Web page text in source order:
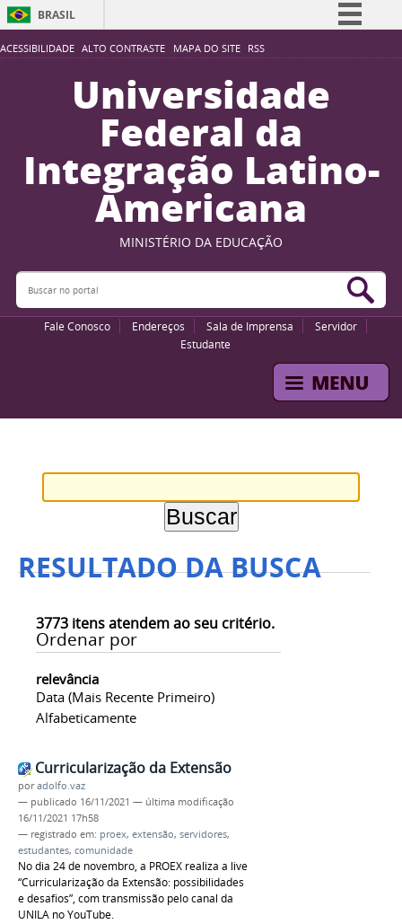
ACESSIBILIDADE ALTO CONTRASTE MAPA DO SITE RSS
BRASIL
Simplifique!
Participe
Acesso à informação
Legislação
Canais
Universidade
Federal da
Integração Latino-
Americana
MINISTÉRIO DA EDUCAÇÃO
Buscar no portal
Fale Conosco Endereços Sala de Imprensa
Servidor
Estudante
RESULTADO DA BUSCA
3773 itens atendem ao seu critério.
Ordenar por
relevância
Data (mais Recente Primeiro)
Alfabeticamente
Curricularização da Extensão
poradolfo.vaz
— publicado 16/11/2021 — última modificação
16/11/2021 17h58
— registrado em: proex, extensão, servidores,
estudantes, comunidade
No dia 24 de novembro, a PROEX realiza a live
“Curricularização da Extensão: possibilidades
e desafios”, com transmissão pelo canal da
UNILA no YouTube.